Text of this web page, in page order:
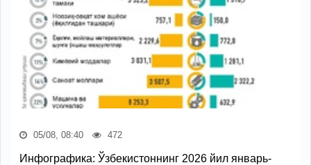
05/08, 08:40 472
Инфографика: Ўзбекистоннинг 2026 йил январь-